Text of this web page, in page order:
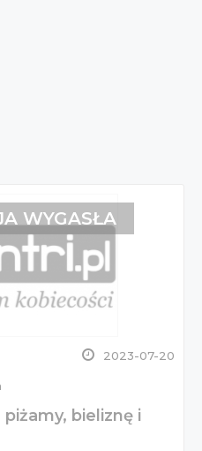
2023-07-20
bieliznę i
WYGASŁA